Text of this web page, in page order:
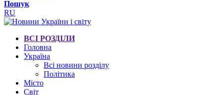
Пошук
RU
ВСІ РОЗДІЛИ
Головна
Україна
Всі новини розділу
Політика
Місто
Світ